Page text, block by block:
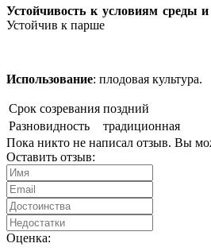
Устойчивость к условиям среды и
Устойчив к парше
Использование: плодовая культура.
Срок созревания поздний
Разновидность
традиционная
Пока никто не написал отзыв. Вы
Оставить отзыв:
Оценка: